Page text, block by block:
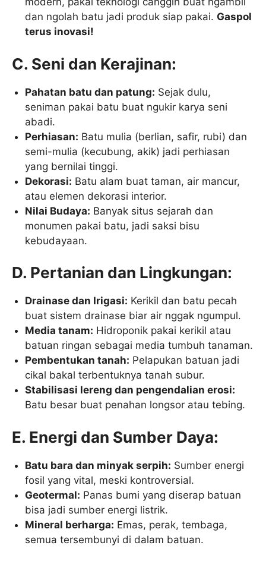
dan ngolah batu jadi produk siap pakai. Gaspol
terus inovasi!
C. Seni dan Kerajinan:
Pahatan batu dan patung: Sejak dulu,
seniman pakai batu buat ngukir karya seni
abadi.
Perhiasan: Batu mulia (berlian, safir, rubi) dan
semi-mulia (kecubung, akik) jadi perhiasan
yang bernilai tinggi.
Dekorasi: Batu alam buat taman, air mancur,
atau elemen dekorasi interior.
Nilai Budaya: Banyak situs sejarah dan
monumen pakai batu, jadi saksi bisu
kebudayaan.
D. Pertanian dan Lingkungan:
Drainase dan Irigasi: Kerikil dan batu pecah
buat sistem drainase biar air nggak ngumpul.
Media tanam: Hidroponik pakai kerikil atau
batuan ringan sebagai media tumbuh tanaman.
Pembentukan tanah: Pelapukan batuan jadi
cikal bakal terbentuknya tanah subur.
Stabilisasi lereng dan pengendalian erosi:
Batu besar buat penahan longsor atau tebing.
E. Energi dan Sumber Daya:
Batu bara dan minyak serpih: Sumber energi
fosil yang vital, meski kontroversial.
Geotermal: Panas bumi yang diserap batuan
bisa jadi sumber energi listrik.
Mineral berharga: Emas, perak, tembaga,
semua tersembunyi di dalam batuan.